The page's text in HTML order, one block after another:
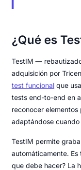
¿Qué es
TestIM —
adquisición por
test funcional que
tests end-to-end en
reconocer
adaptándose
TestIM permite
automáticamente.
que debe hacer? La